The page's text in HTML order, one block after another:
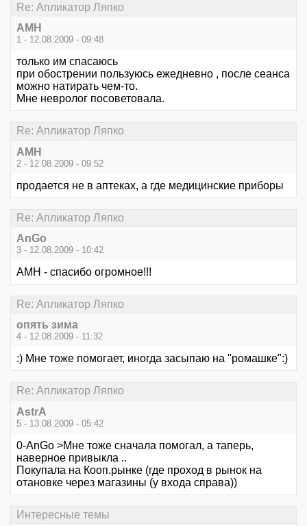
Re: Апликатор Ляпко
АМН
1 - 12.08.2009 - 09:48
только им спасаюсь
при обострении пользуюсь ежедневно , после сеанса
можно натирать чем-то.
Мне невролог посоветовала.
Re: Апликатор Ляпко
АМН
2 - 12.08.2009 - 09:52
продается не в аптеках, а где медицинские приборы
Re: Апликатор Ляпко
AnGo
3 - 12.08.2009 - 10:42
АМН - спасибо огромное!!!
Re: Апликатор Ляпко
опять зима
4 - 12.08.2009 - 11:32
:) Мне тоже помогает, иногда засыпаю на "ромашке":)
Re: Апликатор Ляпко
AstrA
5 - 13.08.2009 - 05:42
0-AnGo >Мне тоже сначала помогал, а таперь,
наверное привыкла ..
Покупала на Кооп.рынке (где проход в рынок на
отановке через магазины (у входа справа))
Интересные темы